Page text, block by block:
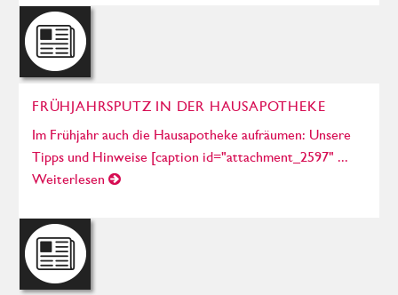
FRÜHJAHRSPUTZ IN DER HAUSAPOTHEKE
Im Frühjahr auch die Hausapotheke aufräumen: Unsere
Tipps und Hinweise [caption id="attachment_2597" ...
Weiterlesen